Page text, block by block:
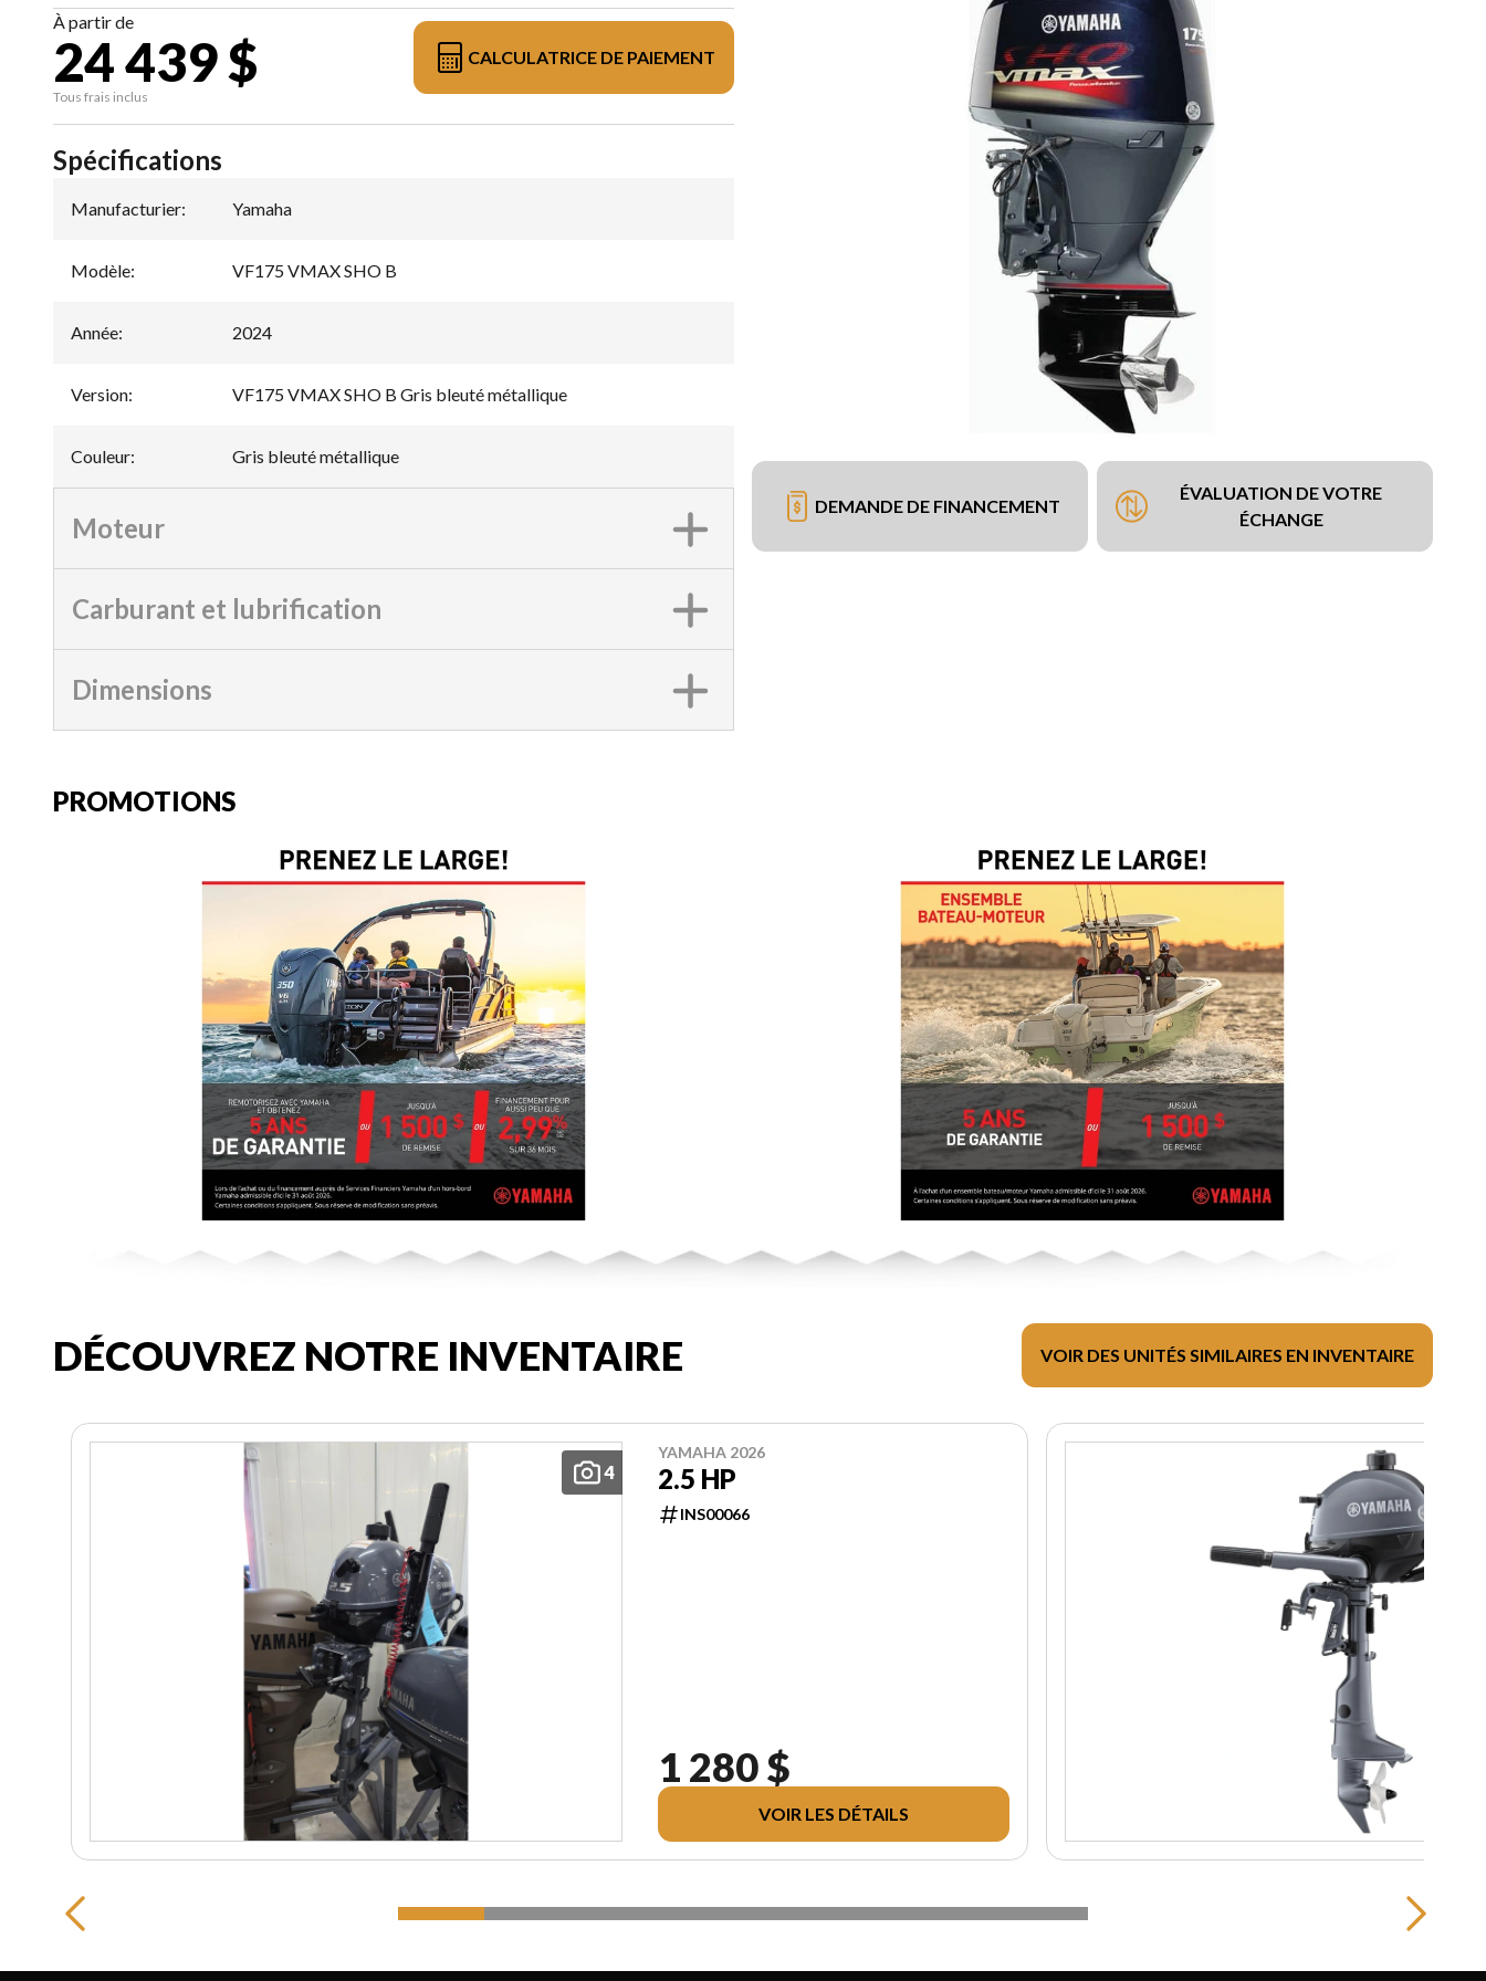
À partir de
24 439 $
Tous frais inclus
CALCULATRICE DE PAIEMENT
DEMANDE DE FINANCEMENT
ÉVALUATION DE VOTRE
ÉCHANGE
Spécifications
Manufacturier: Yamaha
Modèle: VF175 VMAX SHO B
Année: 2024
Version: VF175 VMAX SHO B Gris bleuté métallique
Couleur: Gris bleuté métallique
Moteur
Carburant et lubrification
Dimensions
PROMOTIONS
DÉCOUVREZ NOTRE INVENTAIRE VOIR DES UNITÉS SIMILAIRES EN INVENTAIRE
4
YAMAHA 2026
2.5 HP
INS00066
1 280 $
VOIR LES DÉTAILS